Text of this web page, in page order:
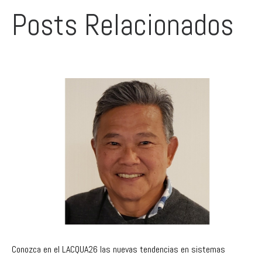
Posts Relacionados
Conozca en el LACQUA26 las nuevas tendencias en sistemas